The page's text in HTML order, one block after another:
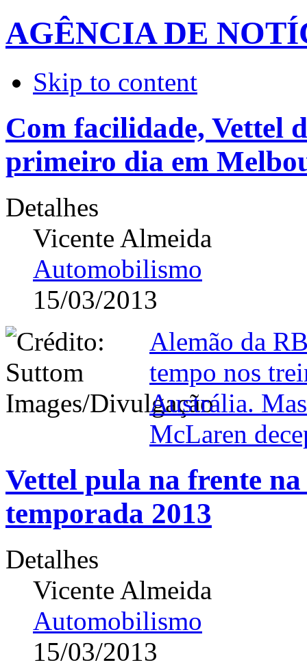
AGÊNCIA DE
Skip to content
Com facilidade, Vettel
primeiro dia em
Detalhes
Vicente Almeida
Automobilismo
15/03/2013
Alemão da
tempo nos
Austrália.
McLaren
Vettel pula na frente
temporada 2013
Detalhes
Vicente Almeida
Automobilismo
15/03/2013